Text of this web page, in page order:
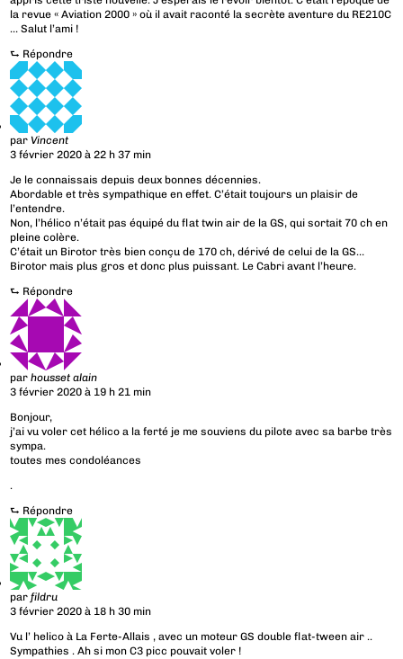
la revue « Aviation 2000 » où il avait raconté la secrète aventure du RE210C
… Salut l’ami !
⮑ Répondre
parVincent
3 février 2020 à 22 h 37 min
Je le connaissais depuis deux bonnes décennies.
Abordable et très sympathique en effet. C’était toujours un plaisir de
l’entendre.
Non, l’hélico n’était pas équipé du flat twin air de la GS, qui sortait 70 ch en
pleine colère.
C’était un Birotor très bien conçu de 170 ch, dérivé de celui de la GS…
Birotor mais plus gros et donc plus puissant. Le Cabri avant l’heure.
⮑ Répondre
parhousset alain
3 février 2020 à 19 h 21 min
Bonjour,
j’ai vu voler cet hélico a la ferté je me souviens du pilote avec sa barbe très
sympa.
toutes mes condoléances
.
⮑ Répondre
parfildru
3 février 2020 à 18 h 30 min
Vu l’ helico à La Ferte-Allais , avec un moteur GS double flat-tween air ..
Sympathies . Ah si mon C3 picc pouvait voler !